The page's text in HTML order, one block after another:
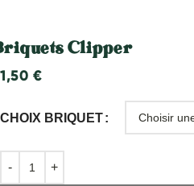
Clipper
1,50 €
CHOIX BRIQUET